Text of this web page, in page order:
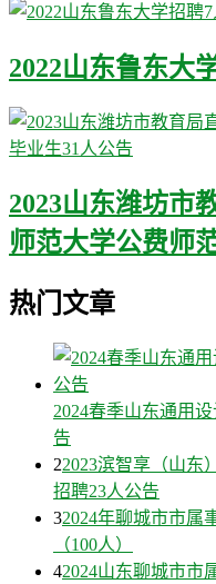
2022山东鲁东大
2023山东潍坊市
师范大学公费师
热门文章
2024春季山东通用
告
22023滨智享（山东
招聘23人公告
32024年聊城市市属
（100人）
42024山东聊城市市